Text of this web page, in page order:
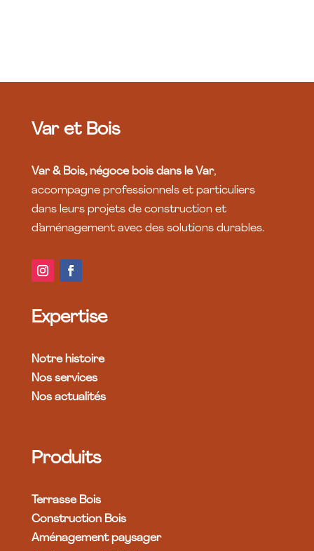
Var et Bois
Var & Bois, négoce bois dans le Var,
accompagne professionnels et particuliers
dans leurs projets de construction et
d’aménagement avec des solutions durables.
Expertise
Notre histoire
Nos services
Nos actualités
Produits
Terrasse Bois
Construction Bois
Aménagement paysager